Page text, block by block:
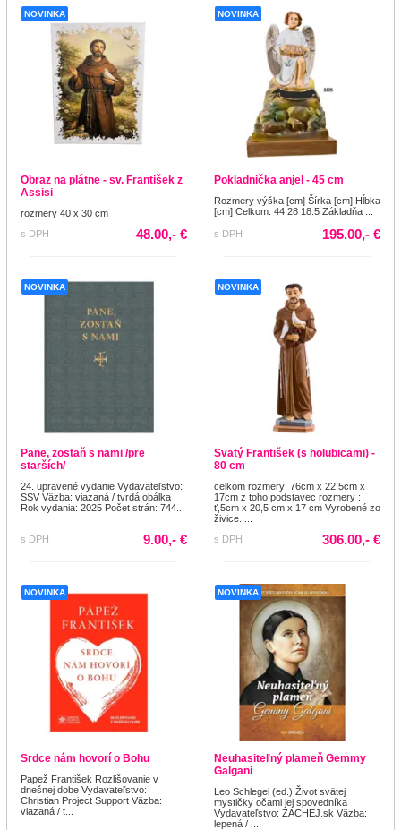
NOVINKA
Obraz na plátne - sv. František z
Assisi
rozmery 40 x 30 cm
s DPH
48.00,- €
NOVINKA
Pokladnička anjel - 45 cm
Rozmery výška [cm] Šírka [cm] Hĺbka
[cm] Celkom. 44 28 18.5 Základňa ...
s DPH 195.00,- €
NOVINKA
Pane, zostaň s nami /pre
starších/
24. upravené vydanie Vydavateľstvo:
SSV Väzba: viazaná / tvrdá obálka
Rok vydania: 2025 Počet strán: 744...
s DPH 9.00,- €
NOVINKA
Svätý František (s holubicami) -
80 cm
celkom rozmery: 76cm x 22,5cm x
17cm z toho podstavec rozmery :
ť,5cm x 20,5 cm x 17 cm Vyrobené zo
živice. ...
s DPH
306.00,- €
NOVINKA
Srdce nám hovorí o Bohu
Papež František Rozlišovanie v
dnešnej dobe Vydavateľstvo:
Christian Project Support Väzba:
viazaná / t...
NOVINKA
Neuhasiteľný plameň Gemmy
Galgani
Leo Schlegel (ed.) Život svätej
mystičky očami jej spovedníka
Vydavateľstvo: ZACHEJ.sk Väzba:
lepená / ...